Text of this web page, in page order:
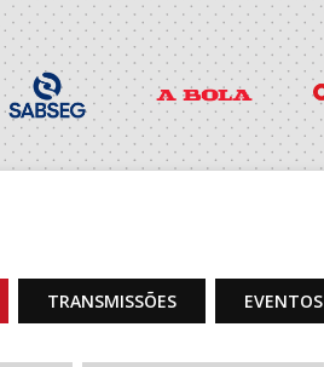
TRANSMISSÕES EVENTOS